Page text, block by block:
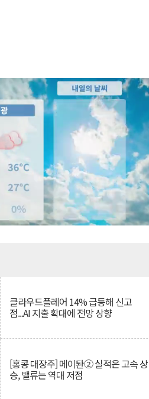
클라우드플레어 14% 급등해 신고
점...AI 지출 확대에 전망 상향
[홍콩 대장주] 메이퇀② 실적은 고속 상
승, 밸류는 역대 저점